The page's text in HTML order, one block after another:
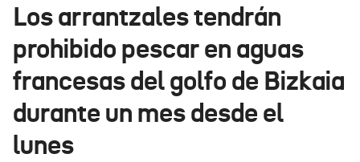
Ikusmiran
Eguraldia
Los arrantzales tendrán
prohibido pescar en aguas
francesas del golfo de Bizkaia
durante un mes desde el
lunes